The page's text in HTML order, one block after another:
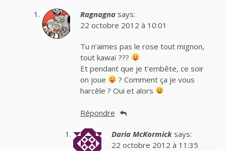
Ragnagna says:
22 octobre 2012 à 10:01
Tu n’aimes pas le rose tout mignon,
tout kawaï ???
Et pendant que je t’embête, ce soir
on joue
? Comment ça je vous
harcèle ? Oui et alors
Répondre
Daria McKormick says:
22 octobre 2012 à 11:35